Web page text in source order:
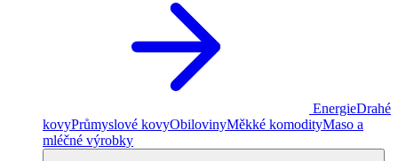
EnergieDrahé
kovyPrůmyslové kovyObilovinyMěkké komodityMaso a
mléčné výrobky